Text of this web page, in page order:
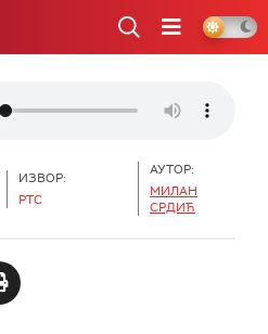
ИЗВОР:
РТС
АУТОР:
МИЛАН
СРДИЋ